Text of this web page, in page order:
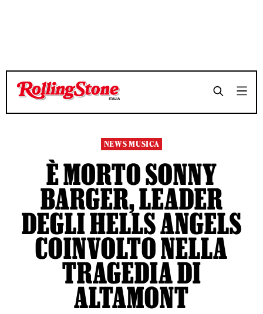
TEMPO DI LETTURA 6 MINUTI SHARE
TEMPO DI LETTURA 6 MINUTI SHARE
NEWS MUSICA
È MORTO SONNY
BARGER, LEADER
DEGLI HELLS ANGELS
COINVOLTO NELLA
TRAGEDIA DI
ALTAMONT